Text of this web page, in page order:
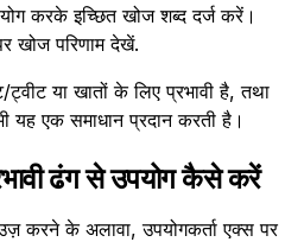
करके इच्छित खोज शब्द दर्ज करें।
खोज परिणाम देखें.
ट्वीट या खातों के लिए प्रभावी है, तथा
यह एक समाधान प्रदान करती है।
ढंग से उपयोग कैसे करें
करने के अलावा, उपयोगकर्ता एक्स पर